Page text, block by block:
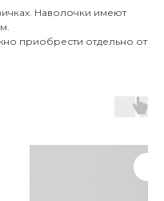
Наволочки имеют
приобрести отдельно от